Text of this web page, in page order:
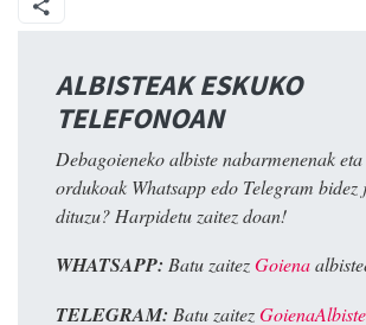
ALBISTEAK ESKUKO
TELEFONOAN
Debagoieneko albiste nabarmenenak eta
ordukoak Whatsapp edo Telegram bidez
dituzu? Harpidetu zaitez doan!
WHATSAPP: Batu zaitezGoiena
TELEGRAM: Batu zaitez